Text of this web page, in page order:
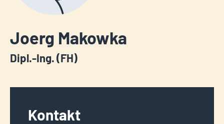
Joerg Makowka
Dipl.-Ing. (FH)
Kontakt